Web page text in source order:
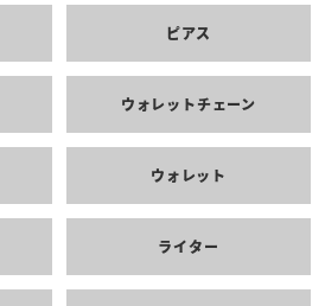
ピアス
ウォレットチェーン
ウォレット
ライター